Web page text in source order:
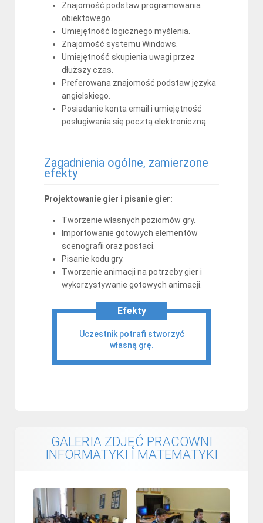
Znajomość podstaw programowania
obiektowego.
Umiejętność logicznego myślenia.
Znajomość systemu Windows.
Umiejętność skupienia uwagi przez
dłuższy czas.
Preferowana znajomość podstaw języka
angielskiego.
Posiadanie konta email i umiejętność
posługiwania się pocztą elektroniczną.
Zagadnienia ogólne, zamierzone
efekty
Projektowanie gier i pisanie gier:
Tworzenie własnych poziomów gry.
Importowanie gotowych elementów
scenografii oraz postaci.
Pisanie kodu gry.
Tworzenie animacji na potrzeby gier i
wykorzystywanie gotowych animacji.
Efekty
Uczestnik potrafi stworzyć
własną grę.
GALERIA ZDJĘĆ PRACOWNI
INFORMATYKI I MATEMATYKI